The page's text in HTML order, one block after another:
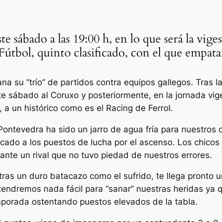
sábado a las 19:00 h, en lo que será la
quinto clasificado, con el que
su “trío” de partidos contra equipos gallegos. Tras
sábado al Coruxo y posteriormente, en la jornada
un histórico como es el Racing de Ferrol.
ha sido un jarro de agua fría para nuestros
a los puestos de lucha por el ascenso. Los
un rival que no tuvo piedad de nuestros errores.
un duro batacazo como el sufrido, te llega pronto
nada fácil para “sanar” nuestras heridas ya
ostentando puestos elevados de la tabla.